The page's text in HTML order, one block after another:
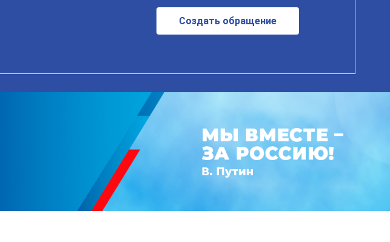
Создать обращение